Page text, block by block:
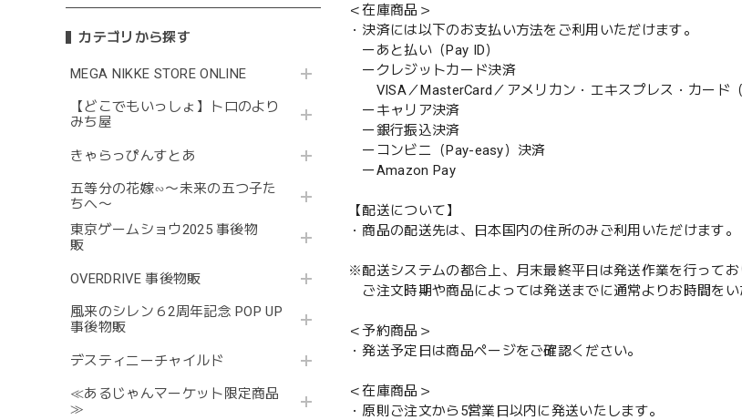
カテゴリから探す
MEGA NIKKE STORE ONLINE
【どこでもいっしょ】トロのより
みち屋
きゃらっぴんすとあ
五等分の花嫁∽〜未来の五つ子た
ちへ〜
東京ゲームショウ2025 事後物
販
OVERDRIVE 事後物販
風来のシレン６2周年記念 POP UP
事後物販
デスティニーチャイルド
≪あるじゃんマーケット限定商品
≫
＜在庫商品＞
・決済には以下のお支払い方法をご利用いただけます。
ーあと払い（Pay ID）
ークレジットカード決済
VISA／MasterCard／アメリカン・エキスプレス・カード（
ーキャリア決済
ー銀行振込決済
ーコンビニ（Pay-easy）決済
ーAmazon Pay
【配送について】
・商品の配送先は、日本国内の住所のみご利用いただけます。
※配送システムの都合上、月末最終平日は発送作業を行ってお
ご注文時期や商品によっては発送までに通常よりお時間をい
＜予約商品＞
・発送予定日は商品ページをご確認ください。
＜在庫商品＞
・原則ご注文から5営業日以内に発送いたします。